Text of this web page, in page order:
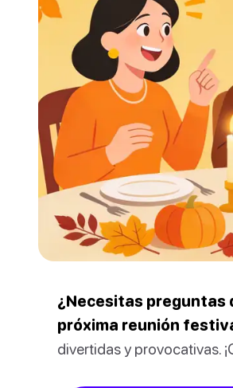
¿Necesitas preguntas
próxima reunión
divertidas y provocativas.